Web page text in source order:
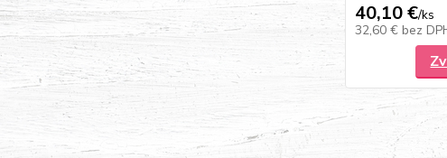
40,10 €/ks
32,60 € bez